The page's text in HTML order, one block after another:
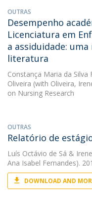
OUTRAS
Desempenho
Licenciatura em
a assiduidade:
literatura
Constança Maria da Silva
Oliveira (with Oliveira,
on Nursing Research
OUTRAS
Relatório de
Luís Octávio de Sá &
Ana Isabel Fernandes).
DOWNLOAD AND